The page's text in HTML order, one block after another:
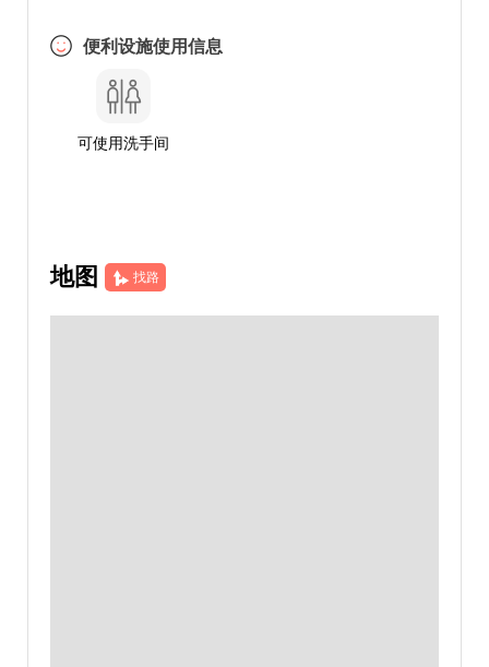
便利设施使用信息
可使用洗手间
地图 找路